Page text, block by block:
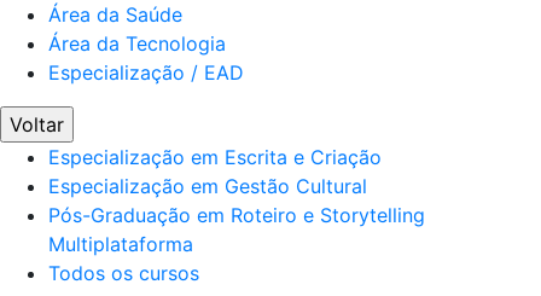
Área da Saúde
Área da Tecnologia
Especialização / EAD
Voltar
Especialização em Escrita e Criação
Especialização em Gestão Cultural
Pós-Graduação em Roteiro e Storytelling
Multiplataforma
Todos os cursos